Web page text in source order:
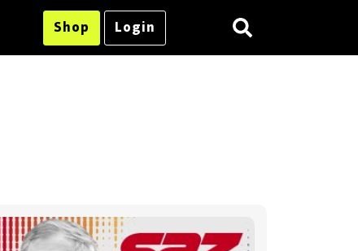
Shop Login